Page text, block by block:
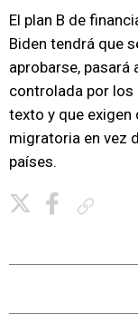
El plan B de
Biden tendrá que
aprobarse, pasará
controlada por los
texto y que
migratoria en vez
países.